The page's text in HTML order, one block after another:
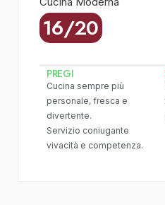
16/20
PREGI
Cucina sempre più
personale, fresca e
divertente.
Servizio coniugante
vivacità e competenza.